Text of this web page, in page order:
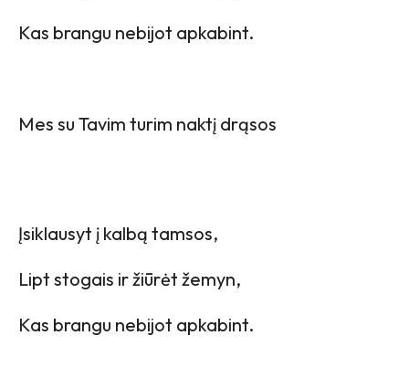
Kas brangu nebijot apkabint.
Mes su Tavim turim naktį drąsos
Įsiklausyt į kalbą tamsos,
Lipt stogais ir žiūrėt žemyn,
Kas brangu nebijot apkabint.